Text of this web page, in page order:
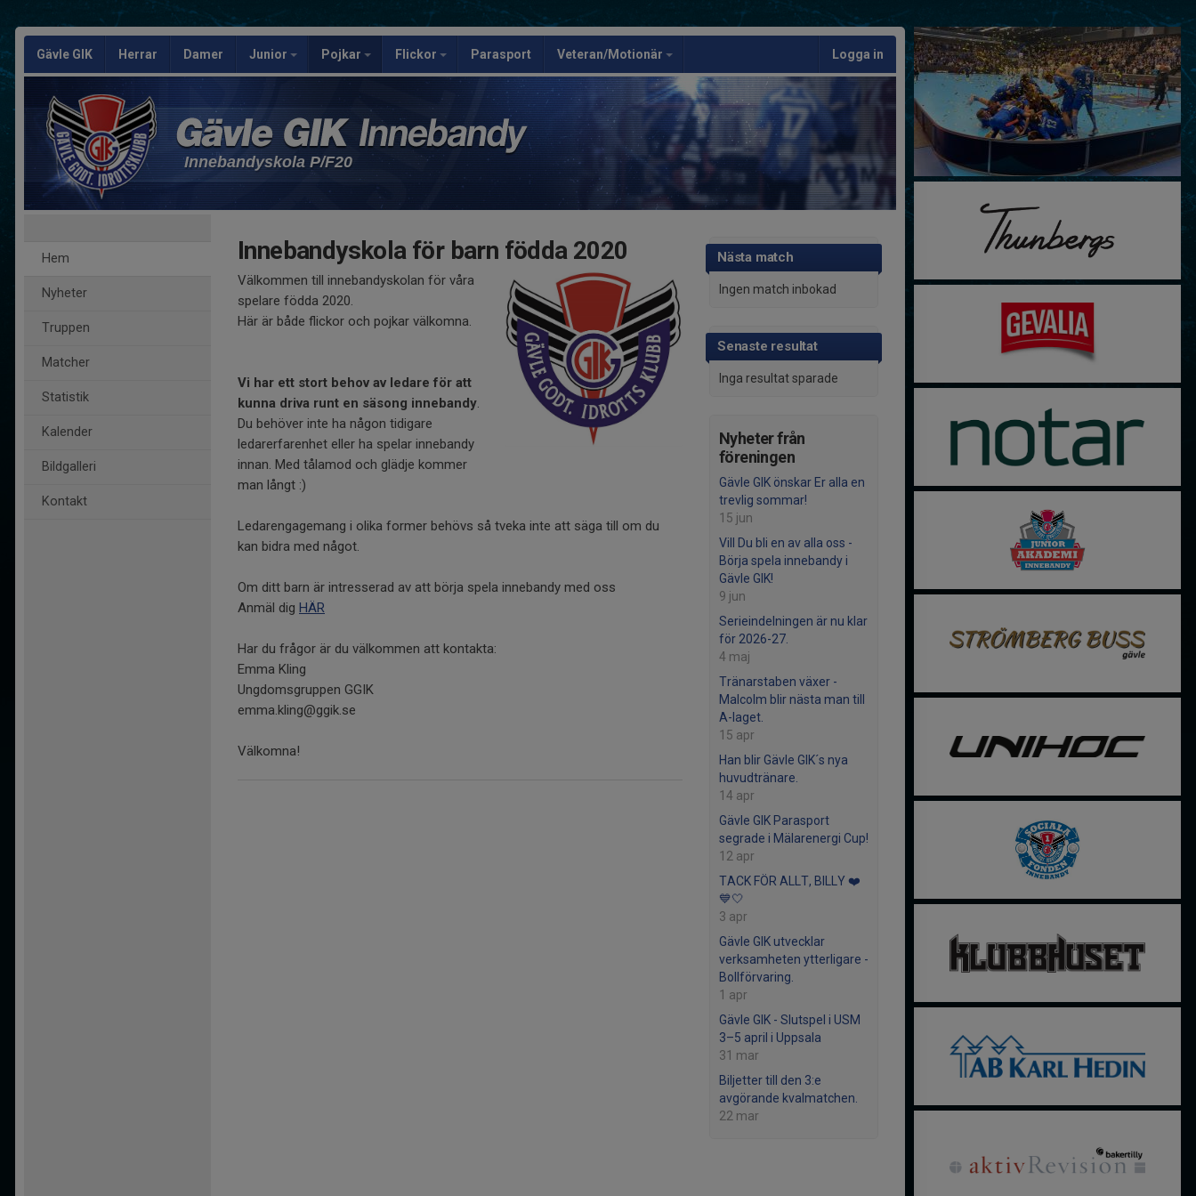
Gävle GIK Herrar Damer Junior Pojkar Flickor Parasport Veteran/Motionär Logga in
Innebandyskola P/F20
Hem
Nyheter
Truppen
Matcher
Statistik
Kalender
Bildgalleri
Kontakt
Nästa match
Ingen match inbokad
Senaste resultat
Inga resultat sparade
Nyheter från
föreningen
Gävle GIK önskar Er alla en
trevlig sommar!
15 jun
Vill Du bli en av alla oss -
Börja spela innebandy i
Gävle GIK!
9 jun
Serieindelningen är nu klar
för 2026-27.
4 maj
Tränarstaben växer -
Malcolm blir nästa man till
A-laget.
15 apr
Han blir Gävle GIK´s nya
huvudtränare.
14 apr
Gävle GIK Parasport
segrade i Mälarenergi Cup!
12 apr
TACK FÖR ALLT, BILLY ❤️
💙🤍
3 apr
Gävle GIK utvecklar
verksamheten ytterligare -
Bollförvaring.
1 apr
Gävle GIK - Slutspel i USM
3–5 april i Uppsala
31 mar
Biljetter till den 3:e
avgörande kvalmatchen.
22 mar
Innebandyskola för barn födda 2020
Välkommen till innebandyskolan för våra
spelare födda 2020.
Här är både flickor och pojkar välkomna.
Vi har ett stort behov av ledare för att
kunna driva runt en säsong innebandy.
Du behöver inte ha någon tidigare
ledarerfarenhet eller ha spelar innebandy
innan. Med tålamod och glädje kommer
man långt :)
Ledarengagemang i olika former behövs så tveka inte att säga till om du
kan bidra med något.
Om ditt barn är intresserad av att börja spela innebandy med oss
Anmäl dig HÄR
Har du frågor är du välkommen att kontakta:
Emma Kling
Ungdomsgruppen GGIK
emma.kling@ggik.se
Välkomna!